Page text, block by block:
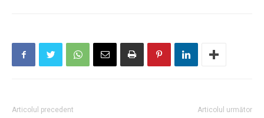
Articolul precedent Articolul următor